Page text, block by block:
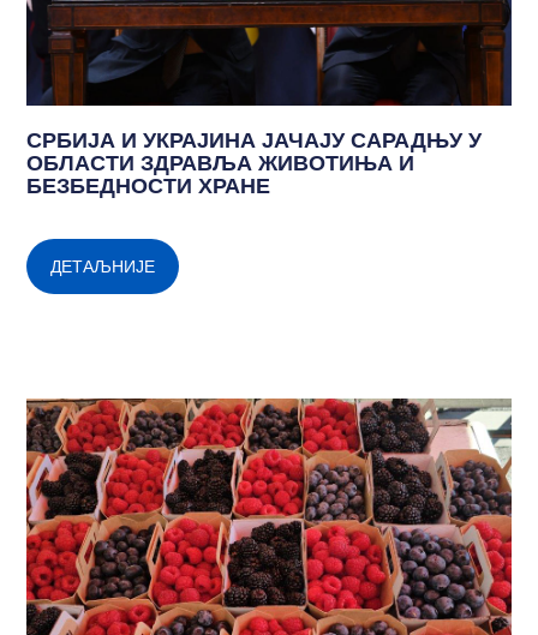
СРБИЈА И УКРАЈИНА ЈАЧАЈУ САРАДЊУ У
ОБЛАСТИ ЗДРАВЉА ЖИВОТИЊА И
БЕЗБЕДНОСТИ ХРАНЕ
ДЕТАЉНИЈЕ